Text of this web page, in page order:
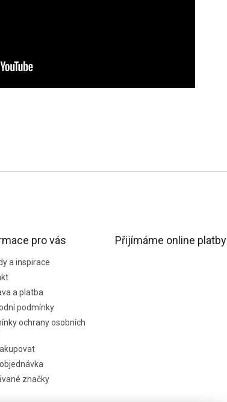
pro vás
a inspirace
a platba
podmínky
ochrany osobních
značky
Přijímáme online platby